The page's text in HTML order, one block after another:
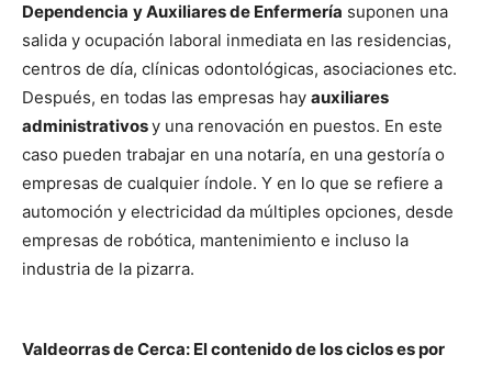
Dependencia y Auxiliares de Enfermería suponen una
salida y ocupación laboral inmediata en las residencias,
centros de día, clínicas odontológicas, asociaciones etc.
Después, en todas las empresas hay auxiliares
administrativosy una renovación en puestos. En este
caso pueden trabajar en una notaría, en una gestoría o
empresas de cualquier índole. Y en lo que se refiere a
automoción y electricidad da múltiples opciones, desde
empresas de robótica, mantenimiento e incluso la
industria de la pizarra.
Valdeorras de Cerca: El contenido de los ciclos es por